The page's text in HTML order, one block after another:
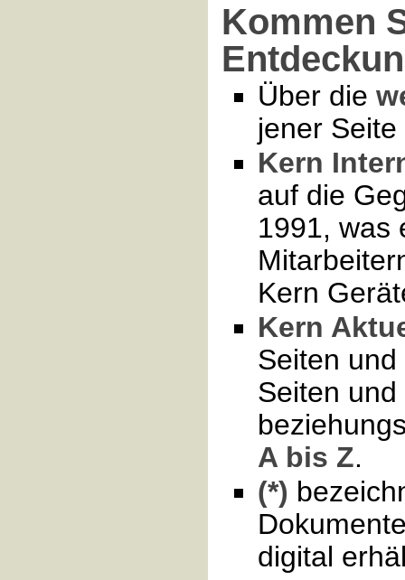
Kommen
Über die
jener
Kern
auf die
1991, was
Kern
Kern
Seiten und
Seiten und
A bis Z.
(*)
digital